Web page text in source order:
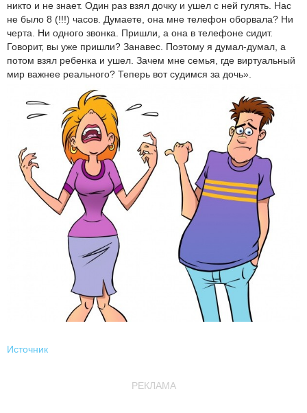
никто и не знает. Один раз взял дочку и ушел с ней гулять. Нас
не было 8 (!!!) часов. Думаете, она мне телефон оборвала? Ни
черта. Ни одного звонка. Пришли, а она в телефоне сидит.
Говорит, вы уже пришли? Занавес. Поэтому я думал-думал, а
потом взял ребенка и ушел. Зачем мне семья, где виртуальный
мир важнее реального? Теперь вот судимся за дочь».
Источник
РЕКЛАМА